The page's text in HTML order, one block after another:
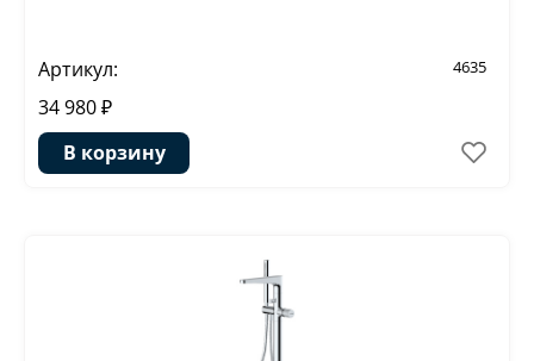
Артикул: 4635
34 980 ₽
В корзину